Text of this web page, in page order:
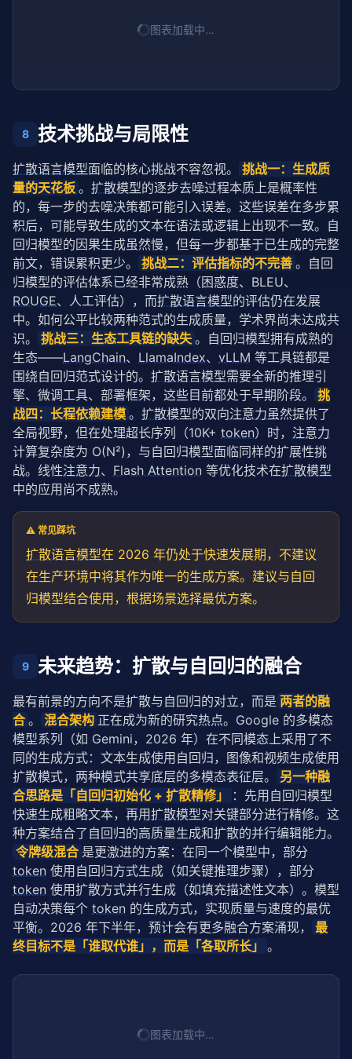
图表加载中…
8 技术挑战与局限性
扩散语言模型面临的核心挑战不容忽视。
挑战一：生成质
量的天花板 。 扩散模型的逐步去噪过程本质上是概率性
的，每一步的去噪决策都可能引入误差。这些误差在多步累
积后，可能导致生成的文本在语法或逻辑上出现不一致。自
回归模型的因果生成虽然慢，但每一步都基于已生成的完整
前文，错误累积更少。
挑战二：评估指标的不完善 。自回
归模型的评估体系已经非常成熟（困惑度、BLEU、
ROUGE、人工评估），而扩散语言模型的评估仍在发展
中。如何公平比较两种范式的生成质量，学术界尚未达成共
识。
挑战三：生态工具链的缺失 。自回归模型拥有成熟的
生态——LangChain、 LlamaIndex、 vLLM 等工具链都是
围绕自回归范式设计的。 扩散语言模型需要全新的推理引
擎、微调工具、部署框架，这些目前都处于早期阶段。
挑
战四：长程依赖建模 。 扩散模型的双向注意力虽然提供了
全局视野，但在处理超长序列（10K+ token）时， 注意力
计算复杂度为 O(N²)，与自回归模型面临同样的扩展性挑
战。线性注意力、 Flash Attention 等优化技术在扩散模型
中的应用尚不成熟。
⚠️ 常见踩坑
扩散语言模型在 2026 年仍处于快速发展期，不建议
在生产环境中将其作为唯一的生成方案。建议与自回
归模型结合使用，根据场景选择最优方案。
9 未来趋势：扩散与自回归的融合
最有前景的方向不是扩散与自回归的对立，而是 两者的融
合 。 混合架构 正在成为新的研究热点。Google 的多模态
模型系列（如 Gemini，2026 年）在不同模态上采用了不
同的生成方式：文本生成使用自回归，图像和视频生成使用
扩散模式，两种模式共享底层的多模态表征层。
另一种融
合思路是「自回归初始化 + 扩散精修」
：先用自回归模型
快速生成粗略文本，再用扩散模型对关键部分进行精修。这
种方案结合了自回归的高质量生成和扩散的并行编辑能力。
令牌级混合
token
token 使用扩散方式并行生成（如填充描述性文本）。模型
自动决策每个 token 的生成方式，实现质量与速度的最优
平衡。2026 年下半年，预计会有更多融合方案涌现，
最
终目标不是「谁取代谁」，而是「各取所长」
。
图表加载中…